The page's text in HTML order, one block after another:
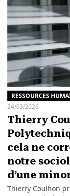
RESSOURCES
24/03/2026
Thierry
cela ne
notre
d’une
Thierry Coulhon